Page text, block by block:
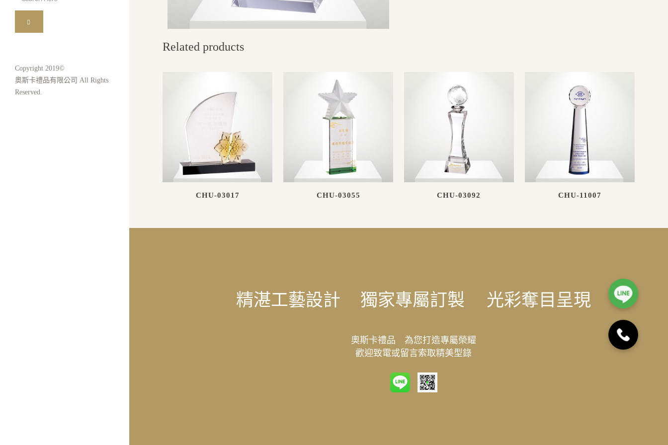
Copyright 2019©
奧斯卡禮品有限公司 All Rights
Reserved.
Related products
CHU-03017 CHU-03055 CHU-03092 CHU-11007
精湛工藝設計 獨家專屬訂製 光彩奪目呈現
奧斯卡禮品 為您打造專屬榮耀
歡迎致電或留言索取精美型錄